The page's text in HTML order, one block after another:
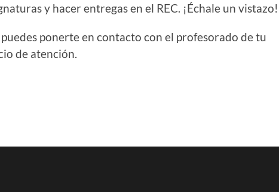
y hacer entregas en el REC. ¡Échale un vistazo!
ponerte en contacto con el profesorado de tu
de atención.